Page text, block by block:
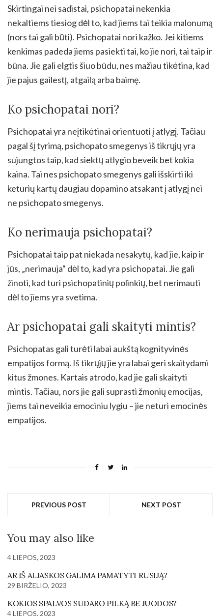
Skirtingai nei sadistai, psichopatai nekenkia
nekaltiems tiesiog dėl to, kad jiems tai teikia malonumą
(nors tai gali būti). Psichopatai nori kažko. Jei kitiems
kenkimas padeda jiems pasiekti tai, ko jie nori, tai taip ir
būna. Jie gali elgtis šiuo būdu, nes mažiau tikėtina, kad
jie pajus gailestį, atgailą arba baimę.
Ko psichopatai nori?
Psichopatai yra neįtikėtinai orientuoti į atlygį. Tačiau
pagal šį tyrimą, psichopato smegenys iš tikrųjų yra
sujungtos taip, kad siektų atlygio beveik bet kokia
kaina. Tai nes psichopato smegenys gali išskirti iki
keturių kartų daugiau dopamino atsakant į atlygį nei
ne psichopato smegenys.
Ko nerimauja psichopatai?
Psichopatai taip pat niekada nesakytų, kad jie, kaip ir
jūs, „nerimauja“ dėl to, kad yra psichopatai. Jie gali
žinoti, kad turi psichopatinių polinkių, bet nerimauti
dėl to jiems yra svetima.
Ar psichopatai gali skaityti mintis?
Psichopatas gali turėti labai aukštą kognityvinės
empatijos formą. Iš tikrųjų jie yra labai geri skaitydami
kitus žmones. Kartais atrodo, kad jie gali skaityti
mintis. Tačiau, nors jie gali suprasti žmonių emocijas,
jiems tai neveikia emociniu lygiu – jie neturi emocinės
empatijos.
PREVIOUS POST NEXT POST
You may also like
4 LIEPOS, 2023
AR IŠ ALJASKOS GALIMA PAMATYTI RUSIJĄ?
29 BIRŽELIO, 2023
KOKIOS SPALVOS SUDARO PILKĄ BE JUODOS?
4 LIEPOS, 2023